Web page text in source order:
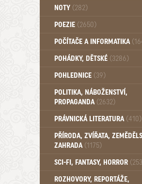
Zdraví a zdraví životní styl (510)
NOTY (282)
POEZIE (2650)
POČÍTAČE A INFORMATIKA
POHÁDKY, DĚTSKÉ (3286)
Pro děti a mládež (2882)
Pohádky, Dětské - Od roku 1949
POHLEDNICE (39)
POLITIKA, NÁBOŽENSTVÍ,
PROPAGANDA (2632)
PRÁVNICKÁ LITERATURA (410)
PŘÍRODA, ZVÍŘATA,
ZAHRADA (1175)
SCI-FI, FANTASY, HORROR
UFO (14)
ROZHOVORY, REPORTÁŽE,